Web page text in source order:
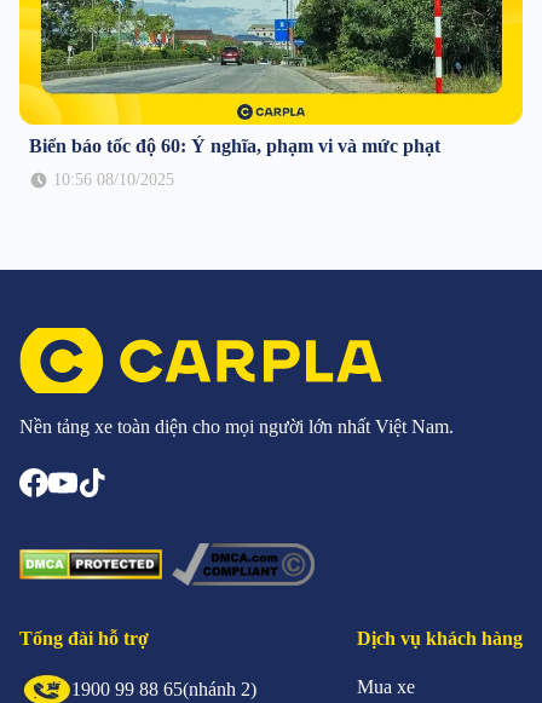
Biển báo tốc độ 60: Ý nghĩa, phạm vi và mức phạt
10:56 08/10/2025
Nền tảng xe toàn diện cho mọi người lớn nhất Việt Nam.
Tổng đài hỗ trợ
1900 99 88 65(nhánh 2)
Dịch vụ khách hàng
Mua xe